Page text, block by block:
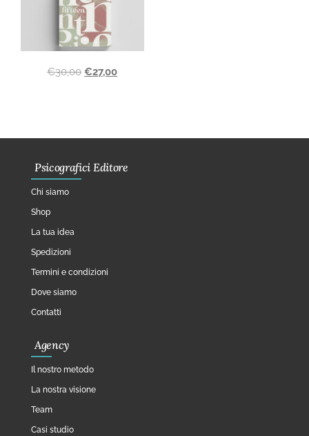
€30,00 €27,00
Psicografici Editore
Chi siamo
Shop
La tua idea
Spedizioni
Termini e condizioni
Dove siamo
Contatti
Agency
Il nostro metodo
La nostra visione
Team
Casi studio